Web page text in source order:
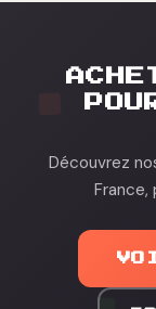
Découvrez
France,